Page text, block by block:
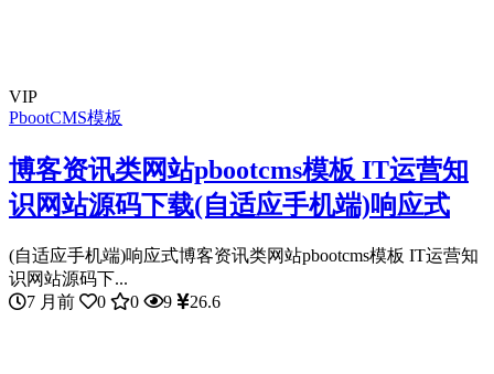
VIP
PbootCMS模板
博客资讯类网站pbootcms模板 IT运营知
识网站源码下载(自适应手机端)响应式
(自适应手机端)响应式博客资讯类网站pbootcms模板 IT运营知
识网站源码下...
7 月前
0 0 9 26.6